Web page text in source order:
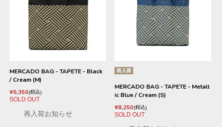
MERCADO BAG - TAPETE - Black
/ Cream (M)
¥9,350 税込
SOLD OUT
再入荷お知らせ
再入荷
MERCADO BAG - TAPETE - Metall
ic Blue / Cream (S)
¥8,250 税込
SOLD OUT